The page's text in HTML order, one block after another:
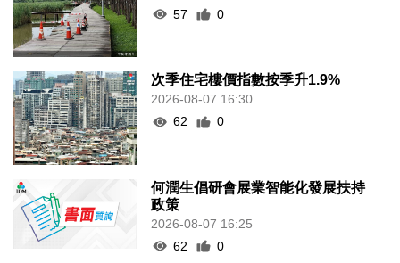
57
0
次季住宅樓價指數按季升1.9%
2026-08-07 16:30
62
0
何潤生倡研會展業智能化發展扶持
政策
2026-08-07 16:25
62
0